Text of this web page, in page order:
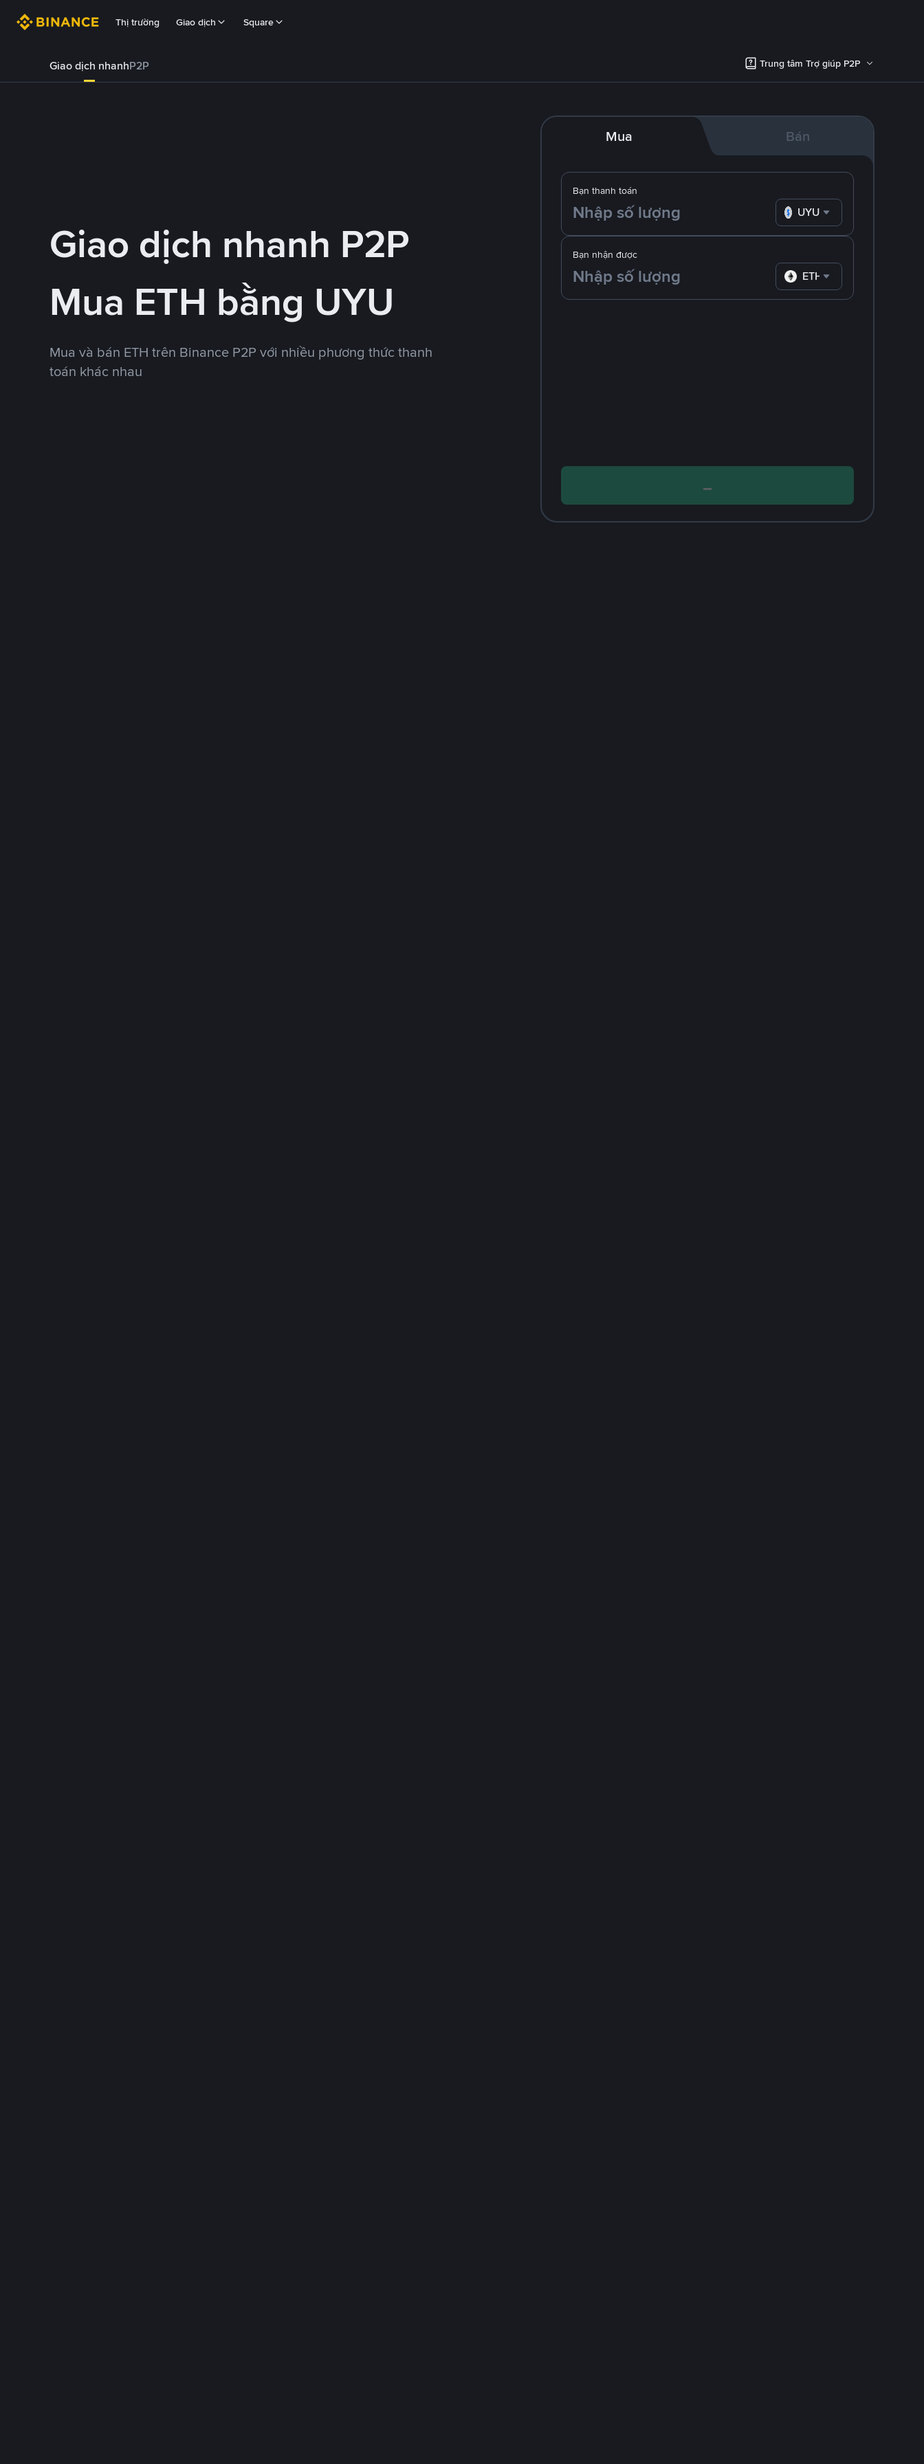
Thị trường Giao dịch Square
Giao dịch nhanhP2P Trung tâm Trợ giúp P2P
Giao dịch nhanh P2P
Mua ETH bằng UYU
Mua và bán ETH trên Binance P2P với nhiều phương thức thanh
toán khác nhau
Mua Bán
Bạn thanh toán
UYU
Bạn nhận được
ETH